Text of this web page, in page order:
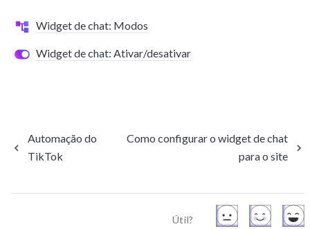
Widget de chat: Modos
Widget de chat: Ativar/desativar
Automação do
TikTok
Como configurar o widget de chat
para o site
Útil?